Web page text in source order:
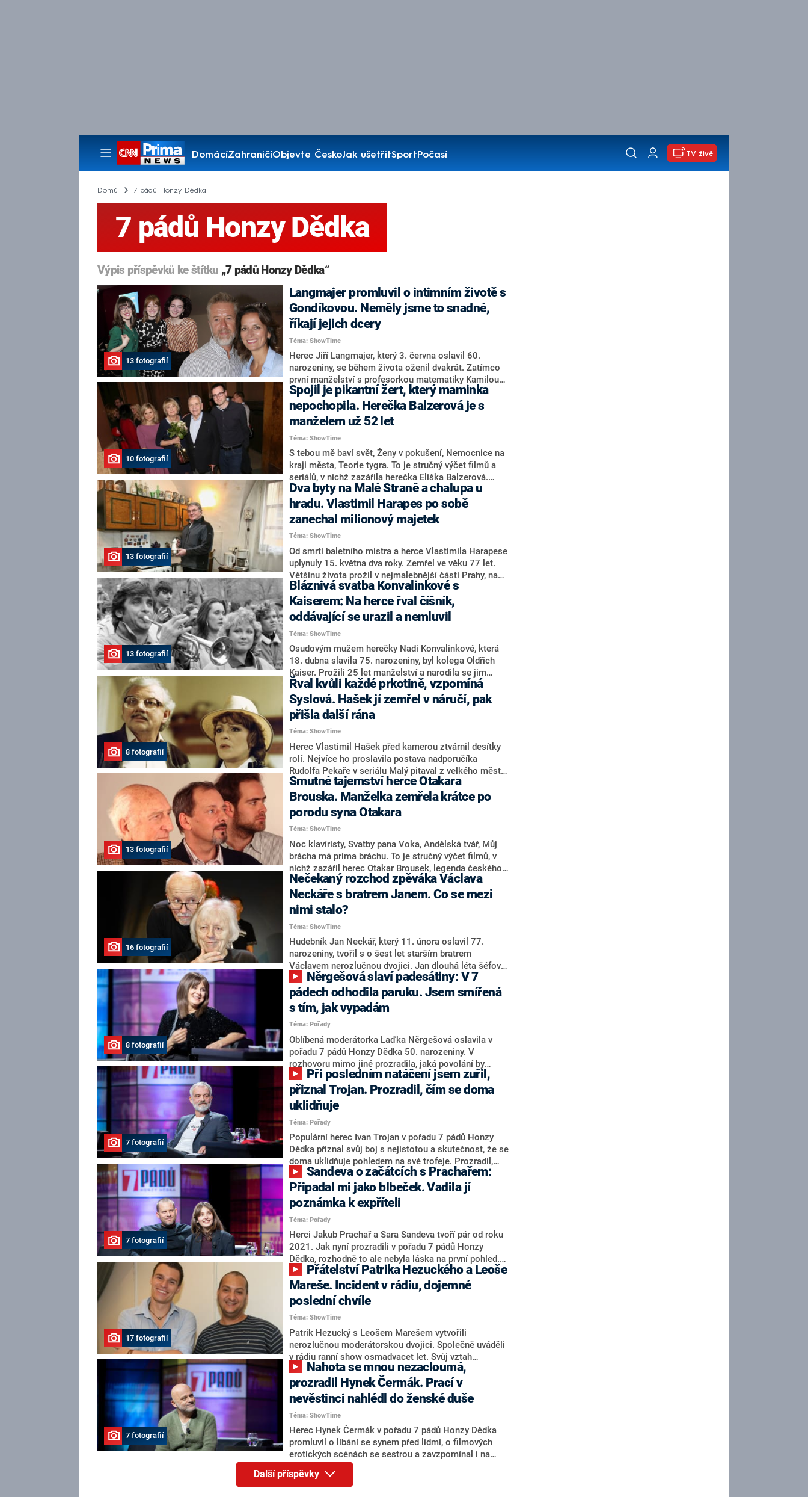
DomácíZahraničíObjevte ČeskoJak ušetřitSportPočasí
Pořady
TV živě
Domů 7 pádů Honzy Dědka
7 pádů Honzy Dědka
Výpis příspěvků ke štítku „7 pádů Honzy Dědka“
13 fotografií
Langmajer promluvil o intimním životě s
Gondíkovou. Neměly jsme to snadné,
říkají jejich dcery
Téma: ShowTime
Herec Jiří Langmajer, který 3. června oslavil 60.
narozeniny, se během života oženil dvakrát. Zatímco
první manželství s profesorkou matematiky Kamilou
skončilo rozvodem, v tom druhém s herečkou a
moderátorkou Adélou Gondíkovou je dodnes šťastný a
spokojený. Co o svém soukromí prozradil?
10 fotografií
Spojil je pikantní žert, který maminka
nepochopila. Herečka Balzerová je s
manželem už 52 let
Téma: ShowTime
S tebou mě baví svět, Ženy v pokušení, Nemocnice na
kraji města, Teorie tygra. To je stručný výčet filmů a
seriálů, v nichž zazářila herečka Eliška Balzerová.
Legenda českého divadla a filmu 25. května oslavila
77. narozeniny. V talkshow 7 pádů Honzy Dědka
popsala kuriózní dotazník, který stál na začátku jejího
více než půlstoletí dlouhého vztahu.
13 fotografií
Dva byty na Malé Straně a chalupa u
hradu. Vlastimil Harapes po sobě
zanechal milionový majetek
Téma: ShowTime
Od smrti baletního mistra a herce Vlastimila Harapese
uplynuly 15. května dva roky. Zemřel ve věku 77 let.
Většinu života prožil v nejmalebnější části Prahy, na
Malé Straně, kde měl dva byty. Kromě nich ještě
vlastnil chalupu poblíž hradu, kde se natáčela hudební
komedie Ať žijí duchové.
13 fotografií
Bláznivá svatba Konvalinkové s
Kaiserem: Na herce řval číšník,
oddávající se urazil a nemluvil
Téma: ShowTime
Osudovým mužem herečky Nadi Konvalinkové, která
18. dubna slavila 75. narozeniny, byl kolega Oldřich
Kaiser. Prožili 25 let manželství a narodila se jim
dcera Karolína. Přestože se nakonec rozvedli, zůstali
v přátelském kontaktu.
8 fotografií
Řval kvůli každé prkotině, vzpomíná
Syslová. Hašek jí zemřel v náručí, pak
přišla další rána
Téma: ShowTime
Herec Vlastimil Hašek před kamerou ztvárnil desítky
rolí. Nejvíce ho proslavila postava nadporučíka
Rudolfa Pekaře v seriálu Malý pitaval z velkého města.
12. dubna od jeho smrti uplynulo 34 let. Zemřel v
náručí své manželky, herečky Dany Syslové. Nedlouho
poté rodinu postihla další tragédie.
13 fotografií
Smutné tajemství herce Otakara
Brouska. Manželka zemřela krátce po
porodu syna Otakara
Téma: ShowTime
Noc klavíristy, Svatby pana Voka, Andělská tvář, Můj
brácha má prima bráchu. To je stručný výčet filmů, v
nichž zazářil herec Otakar Brousek, legenda českého
divadla, filmu a dabingu. Během života musel překonat
i velmi smutné události. První manželství skončilo
velkou tragédií. 14. března od jeho smrti uplynulo
dvanáct let. Jaké bylo jeho soukromí?
16 fotografií
Nečekaný rozchod zpěváka Václava
Neckáře s bratrem Janem. Co se mezi
nimi stalo?
Téma: ShowTime
Hudebník Jan Neckář, který 11. února oslavil 77.
narozeniny, tvořil s o šest let starším bratrem
Václavem nerozlučnou dvojici. Jan dlouhá léta šéfoval
kapele Bacily, která Václava doprovázela. Před dvěma
lety se ale jejich profesní cesty nečekaně rozešly. Co
bylo důvodem?
8 fotografií
pádech odhodila paruku. Jsem smířená
s tím, jak vypadám
Téma: Pořady
Oblíbená moderátorka Laďka Něrgešová oslavila v
pořadu 7 pádů Honzy Dědka 50. narozeniny. V
rozhovoru mimo jiné prozradila, jaká povolání by
chtěla pro své děti, a zavzpomínala na natáčení,
během něhož zažila nejhorší chvíle. A opět předvedla,
že je skutečná lvice – shodila paruku a ukázala
přístroje napojené k hlavě, které jí mají pomoci vyhrát
nad zákeřnou nemocí. Celý díl talkshow sledujte toto
úterý od 21.35 na Primě.
7 fotografií
přiznal Trojan. Prozradil, čím se doma
uklidňuje
Téma: Pořady
Populární herec Ivan Trojan v pořadu 7 pádů Honzy
Dědka přiznal svůj boj s nejistotou a skutečnost, že se
doma uklidňuje pohledem na své trofeje. Prozradil,
čím by se stal, kdyby měl jinou tělesnou výšku, a proč
v novém filmu Neporazitelní zuřil při natáčení.
7 fotografií
Připadal mi jako blbeček. Vadila jí
poznámka k expříteli
Téma: Pořady
Herci Jakub Prachař a Sara Sandeva tvoří pár od roku
2021. Jak nyní prozradili v pořadu 7 pádů Honzy
Dědka, rozhodně to ale nebyla láska na první pohled.
Sara dokonce přiznala, že jí Jakub zpočátku připadal
jako „největší blbeček na světě“. Důvodem byly jeho
nevhodné poznámky směrem k jejímu tehdejšímu
partnerovi.
17 fotografií
Mareše. Incident v rádiu, dojemné
poslední chvíle
Téma: ShowTime
Patrik Hezucký s Leošem Marešem vytvořili
nerozlučnou moderátorskou dvojici. Společně uváděli
v rádiu ranní show osmadvacet let. Svůj vztah
přirovnávali k manželství. Krize se jim nevyhnuly a
některé probíhaly i v přímém přenosu během vysílání.
Když Patrik vážně onemocněl, Leoš ho jezdil do
nemocnice navštěvovat každý den a byl u něj do
poslední chvíle.
7 fotografií
prozradil Hynek Čermák. Prací v
nevěstinci nahlédl do ženské duše
Téma: ShowTime
Herec Hynek Čermák v pořadu 7 pádů Honzy Dědka
promluvil o líbání se synem před lidmi, o filmových
erotických scénách se sestrou a zavzpomínal i na
svou kariéru bodyguarda, kdy hlídal Guns N' Roses,
Jana Rosáka i prostitutky. Právě v nevěstinci, kde
pracoval, se prý formoval i jeho přístup k nahotě.
Další příspěvky